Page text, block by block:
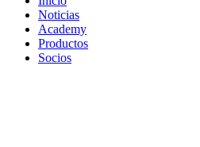
Noticias
Academy
Productos
Socios